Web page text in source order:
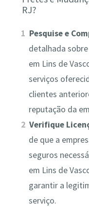
RJ?
Pesquise e
detalhada sobre
em Lins de
serviços
clientes
reputação da
Verifique
de que a
seguros
em Lins de
garantir a
serviço.